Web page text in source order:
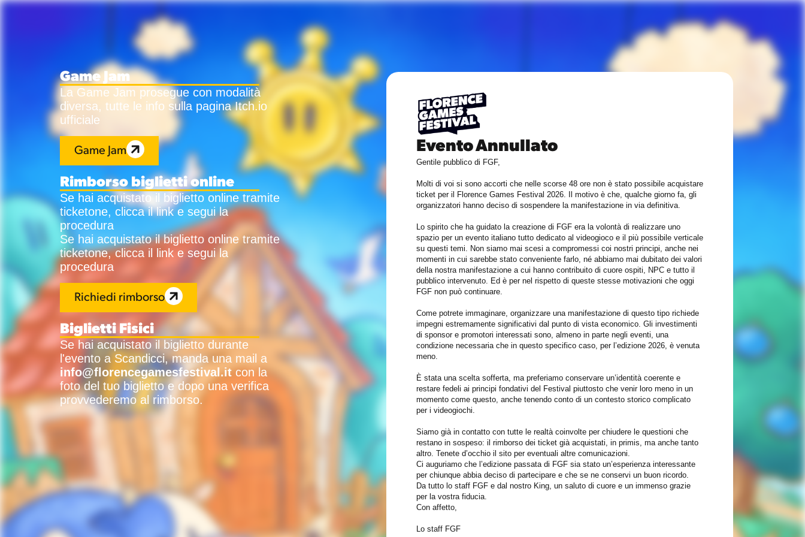
Game Jam
La Game Jam prosegue con modalità
diversa, tutte le info sulla pagina Itch.io
ufficiale
Game Jam
Rimborso biglietti online
Se hai acquistato il biglietto online tramite
ticketone, clicca il link e segui la
procedura
Se hai acquistato il biglietto online tramite
ticketone, clicca il link e segui la
procedura
Richiedi rimborso
Biglietti Fisici
Se hai acquistato il biglietto durante
l'evento a Scandicci, manda una mail a
info@florencegamesfestival.itcon la
foto del tuo biglietto e dopo una verifica
provvederemo al rimborso.
Evento Annullato
Gentile pubblico di FGF,
Molti di voi si sono accorti che nelle scorse 48 ore non è stato possibile acquistare
ticket per il Florence Games Festival 2026. Il motivo è che, qualche giorno fa, gli
organizzatori hanno deciso di sospendere la manifestazione in via definitiva.
Lo spirito che ha guidato la creazione di FGF era la volontà di realizzare uno
spazio per un evento italiano tutto dedicato al videogioco e il più possibile verticale
su questi temi. Non siamo mai scesi a compromessi coi nostri principi, anche nei
momenti in cui sarebbe stato conveniente farlo, né abbiamo mai dubitato dei valori
della nostra manifestazione a cui hanno contribuito di cuore ospiti, NPC e tutto il
pubblico intervenuto. Ed è per nel rispetto di queste stesse motivazioni che oggi
FGF non può continuare.
Come potrete immaginare, organizzare una manifestazione di questo tipo richiede
impegni estremamente significativi dal punto di vista economico. Gli investimenti
di sponsor e promotori interessati sono, almeno in parte negli eventi, una
condizione necessaria che in questo specifico caso, per l’edizione 2026, è venuta
meno.
È stata una scelta sofferta, ma preferiamo conservare un’identità coerente e
restare fedeli ai principi fondativi del Festival piuttosto che venir loro meno in un
momento come questo, anche tenendo conto di un contesto storico complicato
per i videogiochi.
Siamo già in contatto con tutte le realtà coinvolte per chiudere le questioni che
restano in sospeso: il rimborso dei ticket già acquistati, in primis, ma anche tanto
altro. Tenete d’occhio il sito per eventuali altre comunicazioni.
Ci auguriamo che l’edizione passata di FGF sia stato un’esperienza interessante
per chiunque abbia deciso di partecipare e che se ne conservi un buon ricordo.
Da tutto lo staff FGF e dal nostro King, un saluto di cuore e un immenso grazie
per la vostra fiducia.
Con affetto,
Lo staff FGF